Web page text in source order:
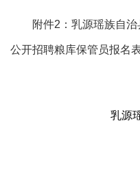
附件2：乳源瑶族自
公开招聘粮库保管员报名
乳源瑶